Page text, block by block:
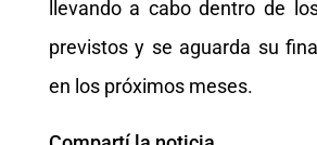
llevando a cabo dentro de
previstos y se aguarda su
en los próximos meses.